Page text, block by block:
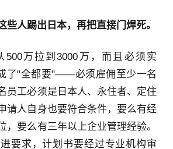
些人踢出日本，再把直接门焊死。
500万拉到3000万，而且必须实
了"全都要"——必须雇佣至少一名
员工必须是日本人、永住者、定住
请人自身也要符合条件，要么有经
，要么有三年以上企业管理经验。
要求，计划书要经过专业机构审